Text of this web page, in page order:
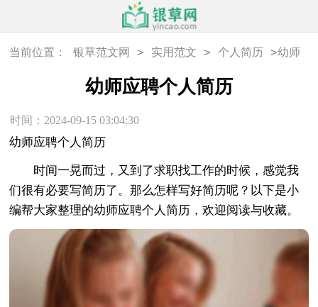
当前位置： 银草范文网 > 实用范文 > 个人简历 >幼师
幼师应聘个人简历
时间：2024-09-15 03:04:30
幼师应聘个人简历
时间一晃而过，又到了求职找工作的时候，感觉我
们很有必要写简历了。那么怎样写好简历呢？以下是小
编帮大家整理的幼师应聘个人简历，欢迎阅读与收藏。